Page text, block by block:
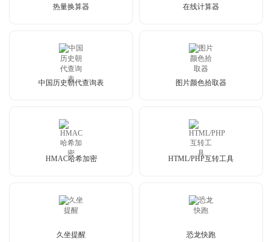
热量换算器 在线计算器
中国历史朝代查询表 图片颜色拾取器
HMAC哈希加密 HTML/PHP互转工具
久坐提醒 恐龙快跑